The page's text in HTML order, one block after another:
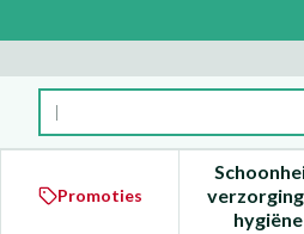
Product, merk, categorie...
Promoties
hygiëne